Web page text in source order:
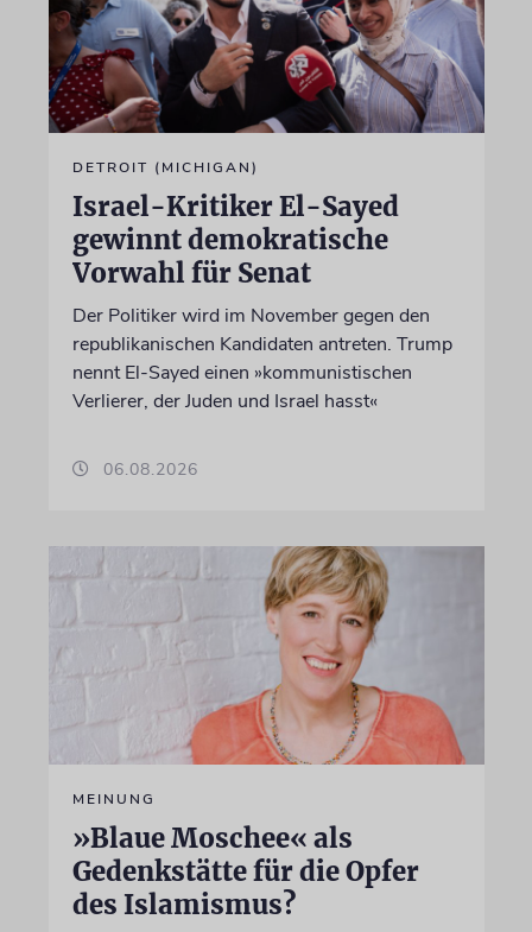
DETROIT (MICHIGAN)
Israel-Kritiker El-Sayed
gewinnt demokratische
Vorwahl für Senat
Der Politiker wird im November gegen den
republikanischen Kandidaten antreten. Trump
nennt El-Sayed einen »kommunistischen
Verlierer, der Juden und Israel hasst«
06.08.2026
MEINUNG
»Blaue Moschee« als
Gedenkstätte für die Opfer
des Islamismus?